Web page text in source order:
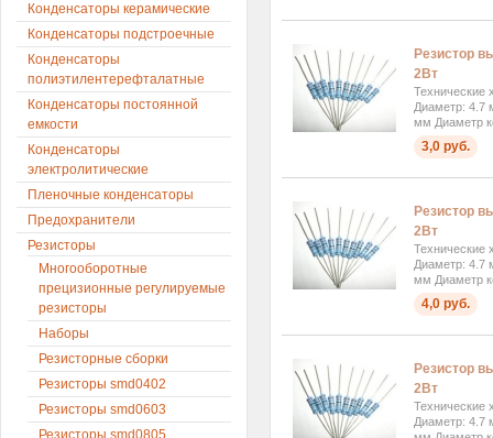
Резистор
2Вт
Технические
Диаметр: 4.7
мм Диаметр
3,0 руб.
Резистор
2Вт
Технические
Диаметр: 4.7
мм Диаметр
4,0 руб.
Резистор
2Вт
Технические
Диаметр: 4.7
Конденсаторы керамические
Конденсаторы подстроечные
Конденсаторы
полиэтилентерефталатные
Конденсаторы постоянной
емкости
Конденсаторы
электролитические
Пленочные конденсаторы
Предохранители
Резисторы
Многооборотные
прецизионные регулируемые
резисторы
Наборы
Резисторные сборки
Резисторы smd0402
Резисторы smd0603
Резисторы smd0805